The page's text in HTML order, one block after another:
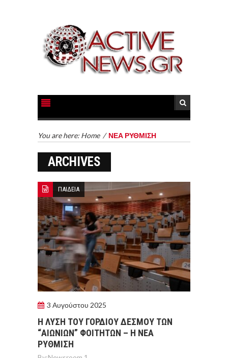
You are here: Home / ΝΕΑ ΡΥΘΜΙΣΗ
ARCHIVES
ΠΑΙΔΕΙΑ
3 Αυγούστου 2025
Η ΛΥΣΗ ΤΟΥ ΓΟΡΔΙΟΥ ΔΕΣΜΟΥ ΤΩΝ
“ΑΙΩΝΙΩΝ” ΦΟΙΤΗΤΩΝ – Η ΝΕΑ
ΡΥΘΜΙΣΗ